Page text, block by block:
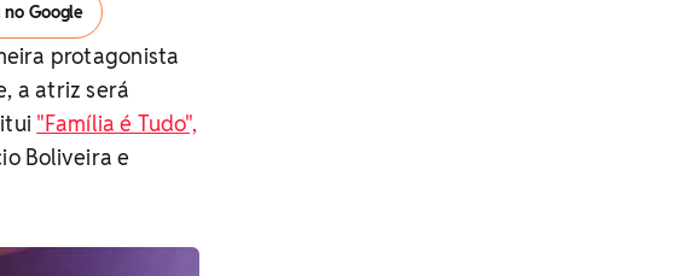
Google
protagonista
a atriz será
"Família é Tudo",
Boliveira e